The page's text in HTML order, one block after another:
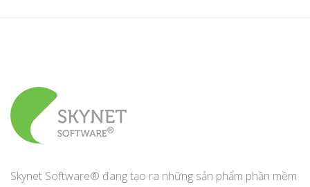
Skynet Software® đang tạo ra những sản phẩm phần mềm